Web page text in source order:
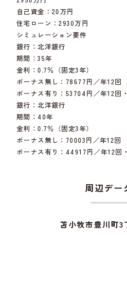
自己資金：20万円
住宅ローン：2930万円
シミュレーション要件
銀行：北洋銀行
期間：35年
金利：0.7％（固定3年）
ボーナス無し：78677円／年12回
ボーナス有り：53704円／年12回
銀行：北洋銀行
期間：40年
金利：0.7％（固定3年）
ボーナス無し：70003円／年12回
ボーナス有り：44917円／年12回
周辺デー
苫小牧市豊川町3